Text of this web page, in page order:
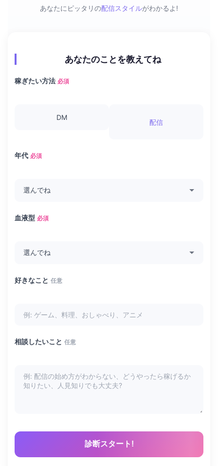
あなたにピッタリの配信スタイルがわかるよ!
あなたのことを教えてね
稼ぎたい方法 必須
DM
配信
年代 必須
血液型 必須
好きなこと 任意
相談したいこと 任意
診断スタート!